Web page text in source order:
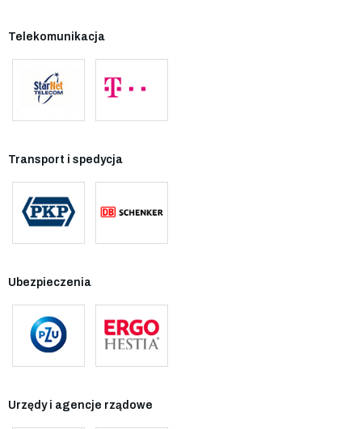
Telekomunikacja
Transport i spedycja
Ubezpieczenia
Urzędy i agencje rządowe